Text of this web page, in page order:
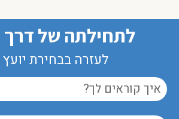
לתחילתה של
לעזרה בבחירת יועץ